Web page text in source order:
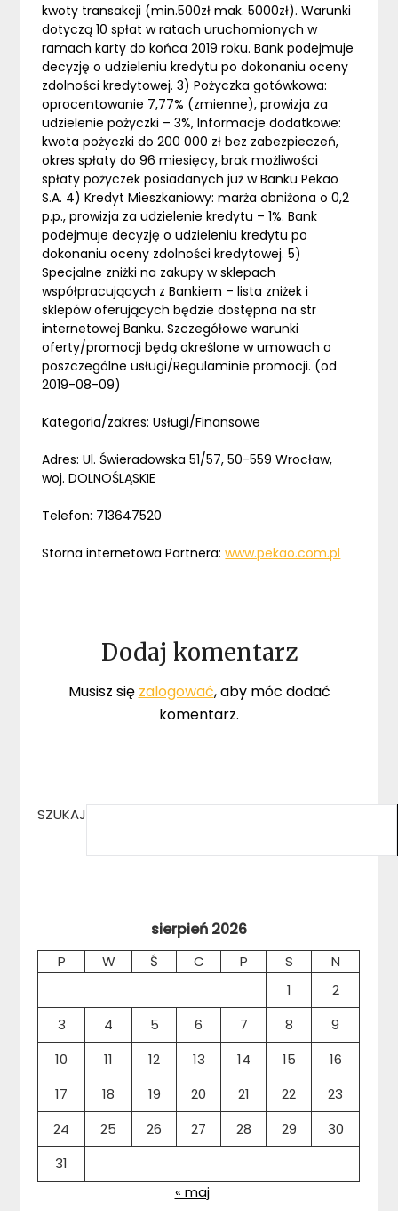
kwoty transakcji (min.500zł mak. 5000zł). Warunki
dotyczą 10 spłat w ratach uruchomionych w
ramach karty do końca 2019 roku. Bank podejmuje
decyzję o udzieleniu kredytu po dokonaniu oceny
zdolności kredytowej. 3) Pożyczka gotówkowa:
oprocentowanie 7,77% (zmienne), prowizja za
udzielenie pożyczki – 3%, Informacje dodatkowe:
kwota pożyczki do 200 000 zł bez zabezpieczeń,
okres spłaty do 96 miesięcy, brak możliwości
spłaty pożyczek posiadanych już w Banku Pekao
S.A. 4) Kredyt Mieszkaniowy: marża obniżona o 0,2
p.p., prowizja za udzielenie kredytu – 1%. Bank
podejmuje decyzję o udzieleniu kredytu po
dokonaniu oceny zdolności kredytowej. 5)
Specjalne zniżki na zakupy w sklepach
współpracujących z Bankiem – lista zniżek i
sklepów oferujących będzie dostępna na str
internetowej Banku. Szczegółowe warunki
oferty/promocji będą określone w umowach o
poszczególne usługi/Regulaminie promocji. (od
2019-08-09)
Kategoria/zakres: Usługi/Finansowe
Adres: Ul. Świeradowska 51/57, 50-559 Wrocław,
woj. DOLNOŚLĄSKIE
Telefon: 713647520
Storna internetowa Partnera:www.pekao.com.pl
Dodaj komentarz
Musisz się zalogować, aby móc dodać
komentarz.
SZUKAJ
sierpień 2026
P W Ś C P S
N
1
2
3
4 5 6 7 8
9
10
11 12 13 14 15
16
17
18 19 20 21 22
23
24
25 26 27 28 29
30
31
« maj